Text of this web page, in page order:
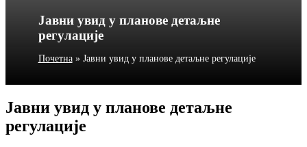
Јавни увид у планове детаљне
регулације
Почетна» Јавни увид у планове детаљне регулације
Јавни увид у планове детаљне
регулације